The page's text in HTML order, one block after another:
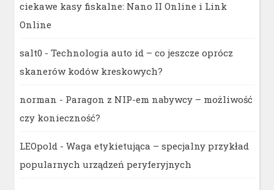
ciekawe kasy fiskalne: Nano II Online i Link
Online
salt0- Technologia auto id – co jeszcze oprócz
skanerów kodów kreskowych?
norman - Paragon z NIP-em nabywcy – możliwość
czy konieczność?
LEOpold - Waga etykietująca – specjalny przykład
popularnych urządzeń peryferyjnych